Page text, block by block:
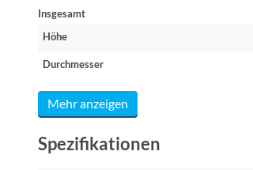
Insgesamt
Höhe
Durchmesser
Mehr anzeigen
Spezifikationen